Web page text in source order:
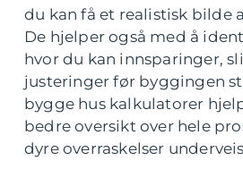
du kan få et realistisk bilde
De hjelper også med å
hvor du kan innsparinger,
justeringer før byggingen
bygge hus kalkulatorer
bedre oversikt over hele
dyre overraskelser